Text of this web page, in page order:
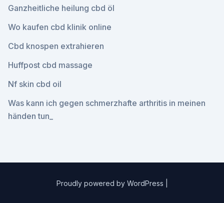
Ganzheitliche heilung cbd öl
Wo kaufen cbd klinik online
Cbd knospen extrahieren
Huffpost cbd massage
Nf skin cbd oil
Was kann ich gegen schmerzhafte arthritis in meinen
händen tun_
Proudly powered by WordPress